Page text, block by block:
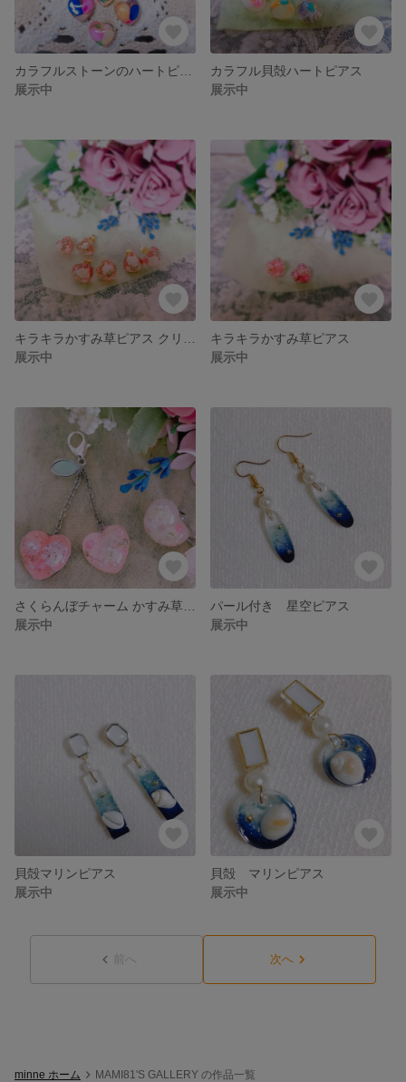
展示中
カラフル貝殻ハートピアス
展示中
展示中
キラキラかすみ草ピアス
展示中
展示中
パール付き 星空ピアス
展示中
貝殻マリンピアス
展示中
貝殻 マリンピアス
展示中
前へ 次へ
minne ホーム MAMI81'S GALLERY の作品一覧